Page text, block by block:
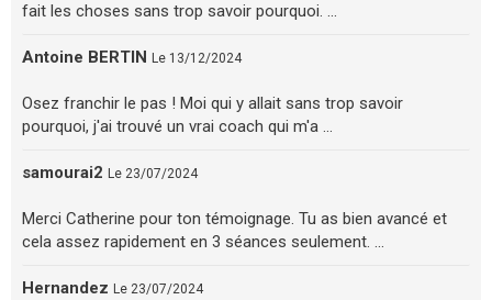
fait les choses sans trop savoir pourquoi. ...
Antoine BERTIN Le 13/12/2024
Osez franchir le pas ! Moi qui y allait sans trop savoir
pourquoi, j'ai trouvé un vrai coach qui m'a ...
samourai2 Le 23/07/2024
Merci Catherine pour ton témoignage. Tu as bien avancé et
cela assez rapidement en 3 séances seulement. ...
Hernandez Le 23/07/2024